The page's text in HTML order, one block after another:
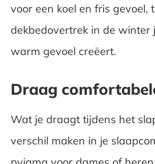
voor een koel en fris gevoel,
dekbedovertrek in de winter
warm gevoel creëert.
Draag
Wat je draagt tijdens het
verschil maken in je